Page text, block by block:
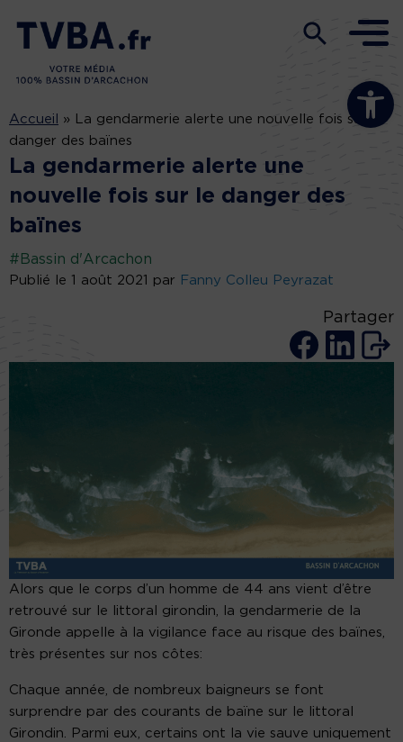
Ouvrir la
Accueil »
La gendarmerie alerte une nouvelle fois sur le
danger des baïnes
La gendarmerie alerte une
nouvelle fois sur le danger des
baïnes
#Bassin d'Arcachon
Publié le 1 août 2021 par Fanny Colleu Peyrazat
Partager
Alors que le corps d’un homme de 44 ans vient d’être
retrouvé sur le littoral girondin, la gendarmerie de la
Gironde appelle à la vigilance face au risque des baïnes,
très présentes sur nos côtes:
Chaque année, de nombreux baigneurs se font
surprendre par des courants de baïne sur le littoral
Girondin. Parmi eux, certains ont la vie sauve uniquement